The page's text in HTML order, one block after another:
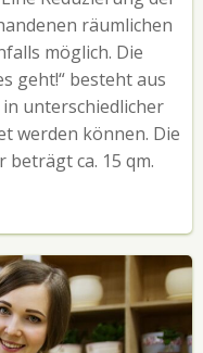
räumlichen
möglich. Die
geht!“ besteht aus
unterschiedlicher
werden können. Die
ca. 15 qm.